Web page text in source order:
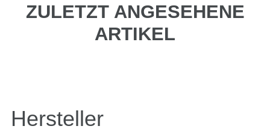
ZULETZT ANGESEHENE
ARTIKEL
Hersteller